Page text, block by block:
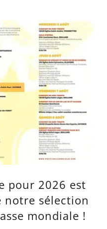
pour 2026 est
notre sélection
mondiale !